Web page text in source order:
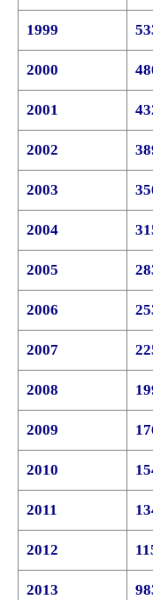
1999
2000
2001
2002
2003
2004
2005
2006
2007
2008
2009
2010
2011
2012
2013